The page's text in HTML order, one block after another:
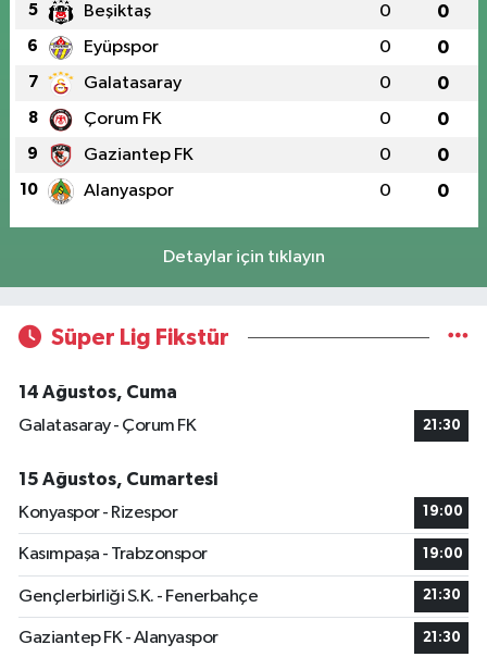
5 Beşiktaş 0 0
6 Eyüpspor 0 0
7 Galatasaray 0 0
8 Çorum FK 0 0
9 Gaziantep FK 0 0
10 Alanyaspor 0 0
Detaylar için tıklayın
Süper Lig Fikstür
14 Ağustos, Cuma
Galatasaray - Çorum FK
21:30
15 Ağustos, Cumartesi
Konyaspor - Rizespor
19:00
Kasımpaşa - Trabzonspor 19:00
Gençlerbirliği S.K. - Fenerbahçe 21:30
Gaziantep FK - Alanyaspor 21:30